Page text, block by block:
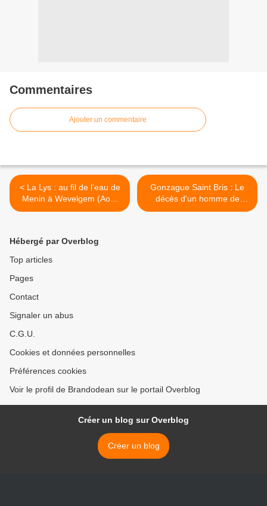
Commentaires
Ajouter un commentaire
< La Lys : au fil de l’eau de
Menin à Wevelgem (Août
2017).
Gonzague Saint Bris : Le
décès d'un homme de
culture. >
Hébergé par Overblog
Top articles
Pages
Contact
Signaler un abus
C.G.U.
Cookies et données personnelles
Préférences cookies
Voir le profil de Brandodean sur le portail Overblog
Créer un blog sur Overblog
Créer un blog